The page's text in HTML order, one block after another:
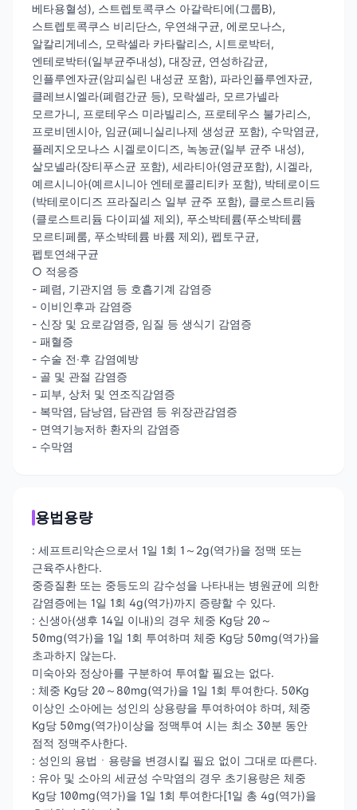
베타용혈성), 스트렙토콕쿠스 아갈락티에(그룹B),
스트렙토콕쿠스 비리단스, 우연쇄구균, 에로모나스,
알칼리게네스, 모락셀라 카타랄리스, 시트로박터,
엔테로박터(일부균주내성), 대장균, 연성하감균,
인플루엔자균(암피실린 내성균 포함), 파라인플루엔자균,
클레브시엘라(폐렴간균 등), 모락셀라, 모르가넬라
모르가니, 프로테우스 미라빌리스, 프로테우스 불가리스,
프로비덴시아, 임균(페니실리나제 생성균 포함), 수막염균,
플레지오모나스 시겔로이디즈, 녹농균(일부 균주 내성),
살모넬라(장티푸스균 포함), 세라티아(영균포함), 시겔라,
예르시니아(예르시니아 엔테로콜리티카 포함), 박테로이드
(박테로이디즈 프라질리스 일부 균주 포함), 클로스트리듐
(클로스트리듐 다이피셀 제외), 푸소박테륨(푸소박테륨
모르티페룸, 푸소박테륨 바륨 제외), 펩토구균,
펩토연쇄구균
○ 적응증
- 폐렴, 기관지염 등 호흡기계 감염증
- 이비인후과 감염증
- 신장 및 요로감염증, 임질 등 생식기 감염증
- 패혈증
- 수술 전‧후 감염예방
- 골 및 관절 감염증
- 피부, 상처 및 연조직감염증
- 복막염, 담낭염, 담관염 등 위장관감염증
- 면역기능저하 환자의 감염증
- 수막염
용법용량
: 세프트리악손으로서 1일 1회 1～2g(역가)을 정맥 또는
근육주사한다.
중증질환 또는 중등도의 감수성을 나타내는 병원균에 의한
감염증에는 1일 1회 4g(역가)까지 증량할 수 있다.
: 신생아(생후 14일 이내)의 경우 체중 Kg당 20～
50mg(역가)을 1일 1회 투여하며 체중 Kg당 50mg(역가)을
초과하지 않는다.
미숙아와 정상아를 구분하여 투여할 필요는 없다.
: 체중 Kg당 20～80mg(역가)을 1일 1회 투여한다. 50Kg
이상인 소아에는 성인의 상용량을 투여하여야 하며, 체중
Kg당 50mg(역가)이상을 정맥투여 시는 최소 30분 동안
점적 정맥주사한다.
: 성인의 용법ㆍ용량을 변경시킬 필요 없이 그대로 따른다.
: 유아 및 소아의 세균성 수막염의 경우 초기용량은 체중
Kg당 100mg(역가)을 1일 1회 투여한다[1일 총 4g(역가)을